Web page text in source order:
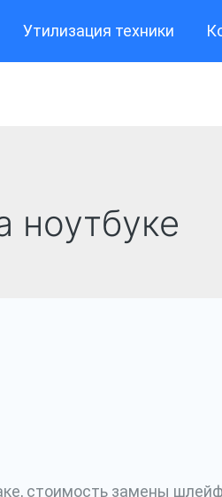
Утилизация техники
ноутбуке
стоимость замены